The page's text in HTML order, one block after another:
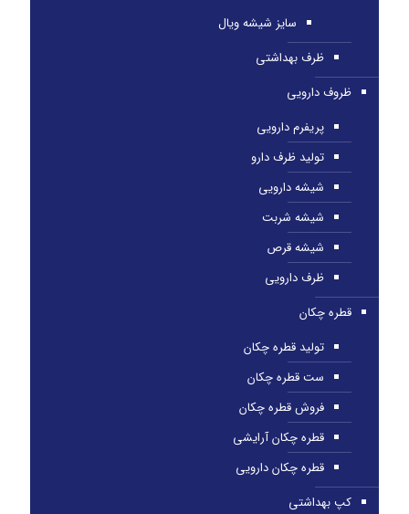
سایز شیشه ویال
ظرف بهداشتی
ظروف دارویی
پریفرم دارویی
تولید ظرف دارو
شیشه دارویی
شیشه شربت
شیشه قرص
ظرف دارویی
قطره چکان
تولید قطره چکان
ست قطره چکان
فروش قطره چکان
قطره چکان آرایشی
قطره چکان دارویی
کپ بهداشتی